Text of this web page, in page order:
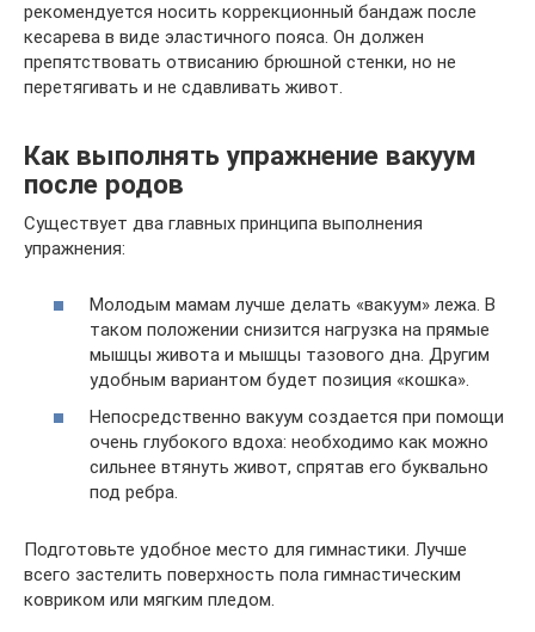
рекомендуется носить коррекционный бандаж после
кесарева в виде эластичного пояса. Он должен
препятствовать отвисанию брюшной стенки, но не
перетягивать и не сдавливать живот.
Как выполнять упражнение вакуум
после родов
Существует два главных принципа выполнения
упражнения:
Молодым мамам лучше делать «вакуум» лежа. В
таком положении снизится нагрузка на прямые
мышцы живота и мышцы тазового дна. Другим
удобным вариантом будет позиция «кошка».
Непосредственно вакуум создается при помощи
очень глубокого вдоха: необходимо как можно
сильнее втянуть живот, спрятав его буквально
под ребра.
Подготовьте удобное место для гимнастики. Лучше
всего застелить поверхность пола гимнастическим
ковриком или мягким пледом.